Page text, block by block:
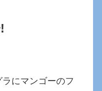
にマンゴーのフ